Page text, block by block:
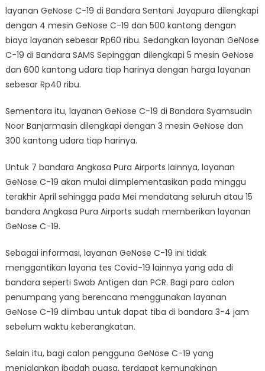
layanan GeNose C-19 di Bandara Sentani Jayapura dilengkapi
dengan 4 mesin GeNose C-19 dan 500 kantong dengan
biaya layanan sebesar Rp60 ribu. Sedangkan layanan GeNose
C-19 di Bandara SAMS Sepinggan dilengkapi 5 mesin GeNose
dan 600 kantong udara tiap harinya dengan harga layanan
sebesar Rp40 ribu.
Sementara itu, layanan GeNose C-19 di Bandara Syamsudin
Noor Banjarmasin dilengkapi dengan 3 mesin GeNose dan
300 kantong udara tiap harinya.
Untuk 7 bandara Angkasa Pura Airports lainnya, layanan
GeNose C-19 akan mulai diimplementasikan pada minggu
terakhir April sehingga pada Mei mendatang seluruh atau 15
bandara Angkasa Pura Airports sudah memberikan layanan
GeNose C-19.
Sebagai informasi, layanan GeNose C-19 ini tidak
menggantikan layana tes Covid-19 lainnya yang ada di
bandara seperti Swab Antigen dan PCR. Bagi para calon
penumpang yang berencana menggunakan layanan
GeNose C-19 diimbau untuk dapat tiba di bandara 3-4 jam
sebelum waktu keberangkatan.
Selain itu, bagi calon pengguna GeNose C-19 yang
menjalankan ibadah puasa, terdapat kemungkinan